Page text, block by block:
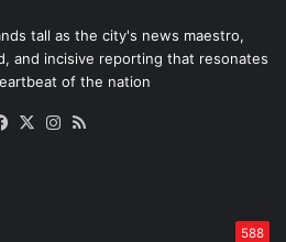
tall as the city's news maestro,
and incisive reporting that resonates
of the nation
Facebook
X Instagram
588